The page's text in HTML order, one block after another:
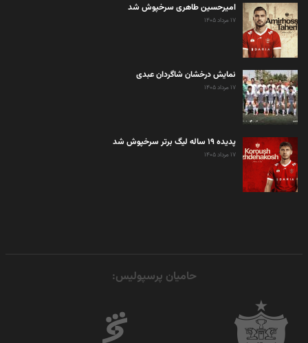
امیرحسین طاهری سرخپوش شد
۱۷ مرداد ۱۴۰۵
نمایش درخشان شاگردان عبدی
۱۷ مرداد ۱۴۰۵
پدیده ۱۹ ساله لیگ برتر سرخپوش شد
۱۷ مرداد ۱۴۰۵
حامیان پرسپولیس: